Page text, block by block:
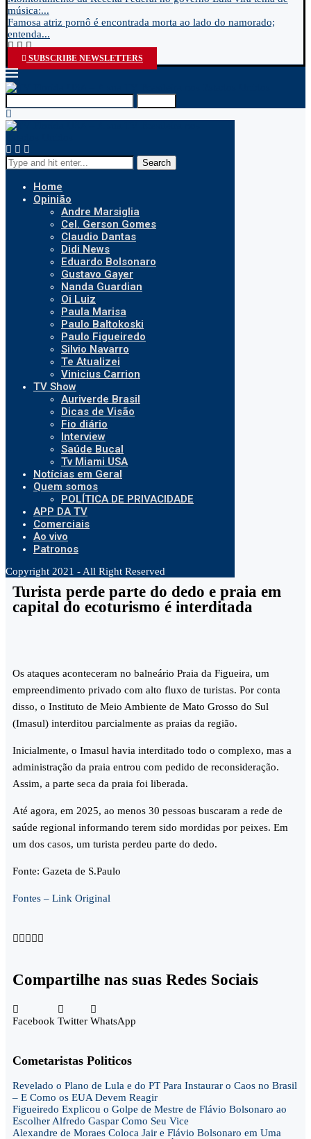
música:...
Famosa atriz pornô é encontrada morta ao lado do namorado;
entenda...
SUBSCRIBE NEWSLETTERS
Search
Home
Opinião
Andre Marsiglia
Cel. Gerson Gomes
Claudio Dantas
Didi News
Eduardo Bolsonaro
Gustavo Gayer
Nanda Guardian
Oi Luiz
Paula Marisa
Paulo Baltokoski
Paulo Figueiredo
Silvio Navarro
Te Atualizei
Vinicius Carrion
TV Show
Auriverde Brasil
Dicas de Visão
Fio diário
Interview
Saúde Bucal
Tv Miami USA
Notícias em Geral
Quem somos
POLÍTICA DE PRIVACIDADE
APP DA TV
Comerciais
Ao vivo
Patronos
Copyright 2021 - All Right Reserved
Turista perde parte do dedo e praia em
capital do ecoturismo é interditada
Os ataques aconteceram no balneário Praia da Figueira, um
empreendimento privado com alto fluxo de turistas. Por conta
disso, o Instituto de Meio Ambiente de Mato Grosso do Sul
(Imasul) interditou parcialmente as praias da região.
Inicialmente, o Imasul havia interditado todo o complexo, mas a
administração da praia entrou com pedido de reconsideração.
Assim, a parte seca da praia foi liberada.
Até agora, em 2025, ao menos 30 pessoas buscaram a rede de
saúde regional informando terem sido mordidas por peixes. Em
um dos casos, um turista perdeu parte do dedo.
Fonte: Gazeta de S.Paulo
Fontes – Link Original
    
Compartilhe nas suas Redes Sociais
Facebook Twitter WhatsApp
Cometaristas Politicos
Revelado o Plano de Lula e do PT Para Instaurar o Caos no Brasil
– E Como os EUA Devem Reagir
Figueiredo Explicou o Golpe de Mestre de Flávio Bolsonaro ao
Escolher Alfredo Gaspar Como Seu Vice
Alexandre de Moraes Coloca Jair e Flávio Bolsonaro em Uma